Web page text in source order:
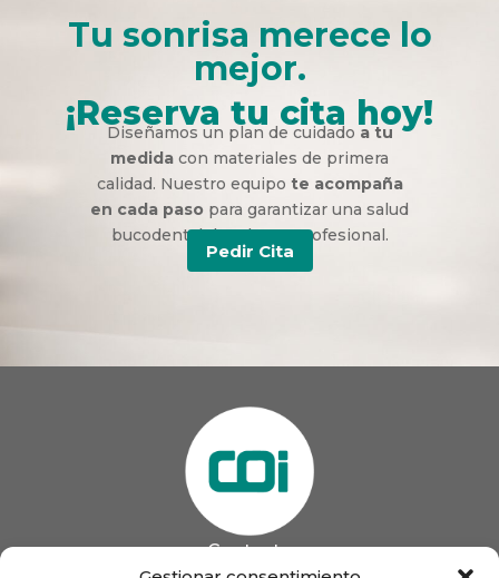
Tu sonrisa merece lo
mejor.
¡Reserva tu cita hoy!
Diseñamos un plan de cuidado a tu
medida con materiales de primera
calidad. Nuestro equipo te acompaña
en cada paso para garantizar una salud
bucodental duradera y profesional.
Pedir Cita
Contacto